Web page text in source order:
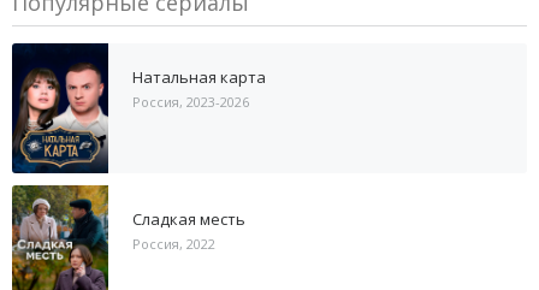
Натальная карта
Россия, 2023-2026
Сладкая месть
Россия, 2022